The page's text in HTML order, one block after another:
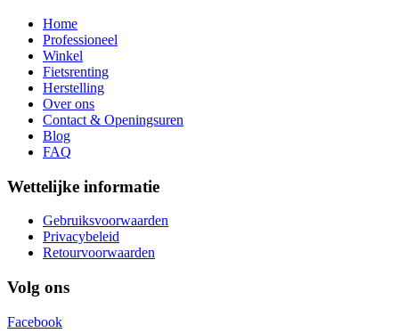
Home
Professioneel
Winkel
Fietsrenting
Herstelling
Over ons
Contact & Openingsuren
Blog
FAQ
Wettelijke informatie
Gebruiksvoorwaarden
Privacybeleid
Retourvoorwaarden
Volg ons
Facebook